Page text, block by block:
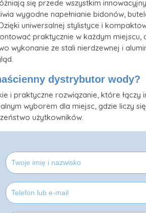
się przede wszystkim
wygodne napełnianie bidonów,
uniwersalnej stylistyce i
praktycznie w każdym miejscu,
wykonanie ze stali nierdzewnej i
dystrybutor wody?
i praktyczne rozwiązanie, które łączy
wyborem dla miejsc, gdzie liczy
użytkowników.